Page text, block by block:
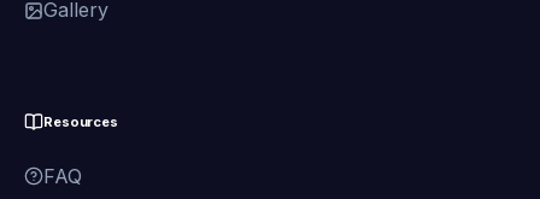
Gallery
Resources
FAQ